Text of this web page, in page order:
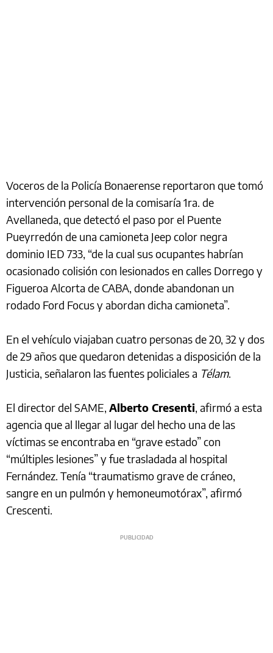
Voceros de la Policía Bonaerense reportaron que tomó
intervención personal de la comisaría 1ra. de
Avellaneda, que detectó el paso por el Puente
Pueyrredón de una camioneta Jeep color negra
dominio IED 733, “de la cual sus ocupantes habrían
ocasionado colisión con lesionados en calles Dorrego y
Figueroa Alcorta de CABA, donde abandonan un
rodado Ford Focus y abordan dicha camioneta”.
En el vehículo viajaban cuatro personas de 20, 32 y dos
de 29 años que quedaron detenidas a disposición de la
Justicia, señalaron las fuentes policiales a Télam.
El director del SAME, Alberto Cresenti, afirmó a esta
agencia que al llegar al lugar del hecho una de las
víctimas se encontraba en “grave estado” con
“múltiples lesiones” y fue trasladada al hospital
Fernández. Tenía “traumatismo grave de cráneo,
sangre en un pulmón y hemoneumotórax”, afirmó
Crescenti.